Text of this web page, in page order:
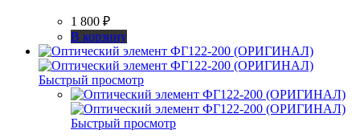
1 800 ₽
В корзину
Быстрый просмотр
Быстрый просмотр